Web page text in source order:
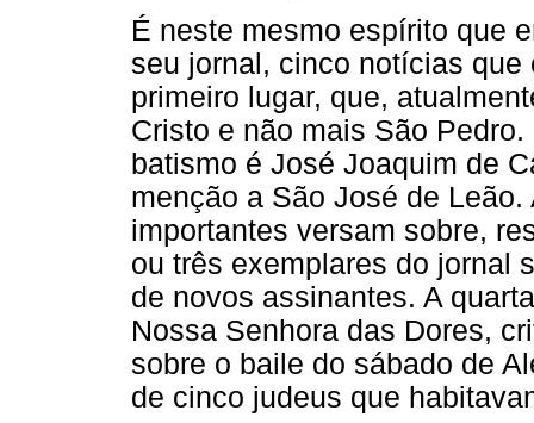
É neste mesmo espírito que
seu jornal, cinco notícias
primeiro lugar, que,
Cristo e não mais São
batismo é José Joaquim de
menção a São José de
importantes versam sobre,
ou três exemplares do jornal
de novos assinantes. A
Nossa Senhora das Dores,
sobre o baile do sábado de
de cinco judeus que